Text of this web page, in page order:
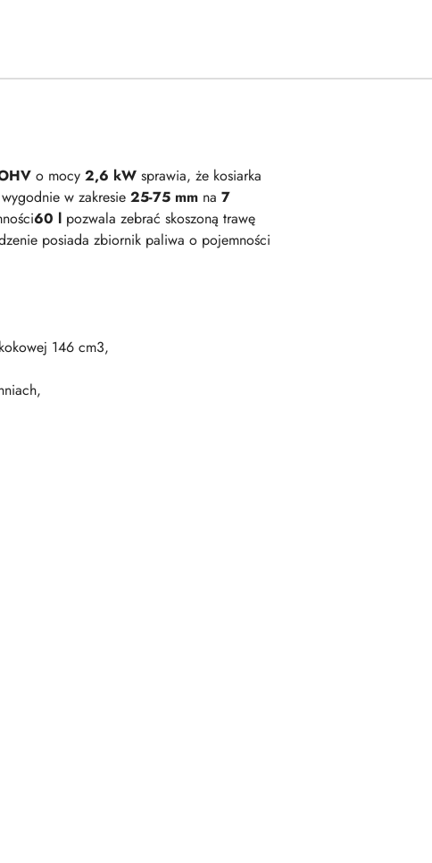
o mocy 2,6 kW sprawia, że kosiarka
w zakresie 25-75 mm na 7
60 l pozwala zebrać skoszoną trawę
posiada zbiornik paliwa o pojemności
146 cm3,